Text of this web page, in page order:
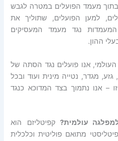
מעמד הפועלים במטרה לגבש
למען הפועלים, שתוליך את
נגד מעמד המעסיקים
ההון.
אנו פועלים נגד הסתה של
מגדר, נטייה מינית ועוד ובכל
– אנו נתמוך בצד המדוכא כנגד
עולמית? קפיטליזם הוא
מתואם פוליטית וכלכלית